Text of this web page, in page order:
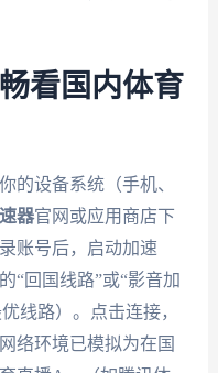
看国内体育
的设备系统（手机、
器官网或应用商店下
账号后，启动加速
“回国线路”或“影音加
线路）。点击连接，
络环境已模拟为在国